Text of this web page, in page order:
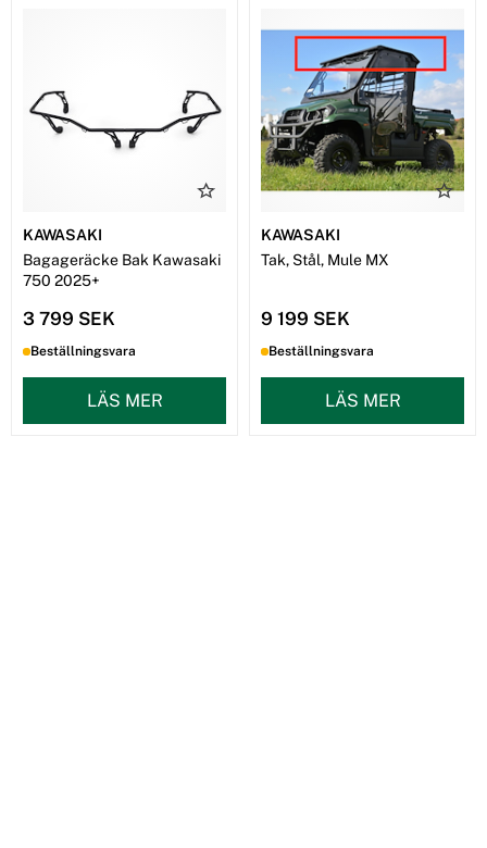
KAWASAKI
Bagageräcke Bak Kawasaki
750 2025+
3 799 SEK
Beställningsvara
LÄS MER
KAWASAKI
Tak, Stål, Mule MX
9 199 SEK
Beställningsvara
LÄS MER